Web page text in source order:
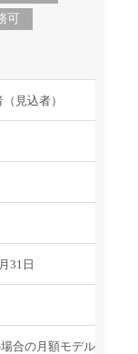
可
見込者）
31日
合の月額モデル